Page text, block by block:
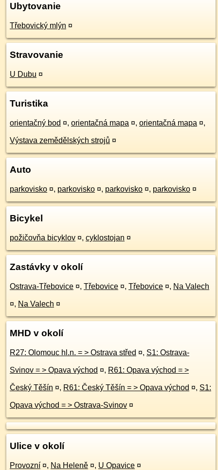
Ubytovanie
Třebovický mlýn ¤
Stravovanie
U Dubu ¤
Turistika
orientačný bod ¤, orientačná mapa ¤, orientačná mapa ¤,
Výstava zemědělských strojů ¤
Auto
parkovisko ¤, parkovisko ¤, parkovisko ¤, parkovisko ¤
Bicykel
požičovňa bicyklov ¤, cyklostojan ¤
Zastávky v okolí
Ostrava-Třebovice ¤, Třebovice ¤, Třebovice ¤, Na Valech
¤, Na Valech ¤
MHD v okolí
R27: Olomouc hl.n. = > Ostrava střed ¤, S1: Ostrava-
Svinov = > Opava východ ¤, R61: Opava východ = >
Český Těšín ¤, R61: Český Těšín = > Opava východ ¤, S1:
Opava východ = > Ostrava-Svinov ¤
Ulice v okolí
Provozní ¤, Na Heleně ¤, U Opavice ¤